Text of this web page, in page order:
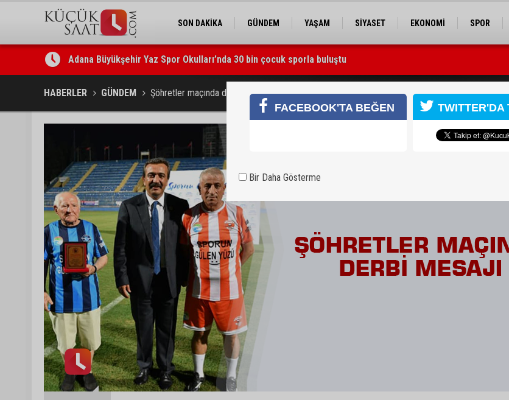
SON DAKİKA GÜNDEM YAŞAM SİYASET EKONOMİ SPOR
Adana Büyükşehir Yaz Spor Okulları’nda 30 bin çocuk sporla buluştu
Beşiktaş dosyasında iki tahliye: Özcan Zenger ve Utku Caner Çaykara serbest bırakıldı
HABERLER GÜNDEM Şöhretler maçında derbi mesajı
FACEBOOK'TA BEĞEN TWITTER'DA
Bir Daha Gösterme